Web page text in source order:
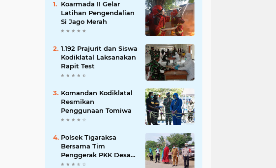
Koarmada II Gelar
Latihan Pengendalian
Si Jago Merah
1.192 Prajurit dan Siswa
Kodiklatal Laksanakan
Rapit Test
Komandan Kodiklatal
Resmikan
Penggunaan Tomiwa
Polsek Tigaraksa
Bersama Tim
Penggerak PKK Desa
Jambe Bagikan